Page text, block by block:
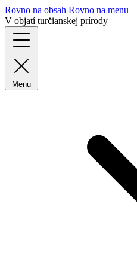
Rovno na obsah Rovno na menu
V objatí turčianskej prírody
Menu